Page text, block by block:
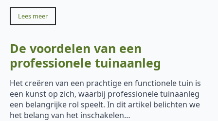
Lees meer
De voordelen van een
professionele tuinaanleg
Het creëren van een prachtige en functionele tuin is
een kunst op zich, waarbij professionele tuinaanleg
een belangrijke rol speelt. In dit artikel belichten we
het belang van het inschakelen…